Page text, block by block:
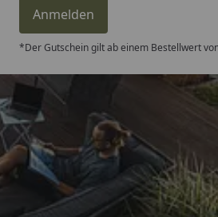
Anmelden
*Der Gutschein gilt ab einem Bestellwert
Trusted
4,81/ 5